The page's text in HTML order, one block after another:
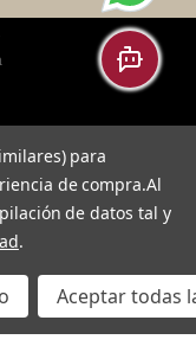
para
de compra.Al
de datos tal y
.
Aceptar todas